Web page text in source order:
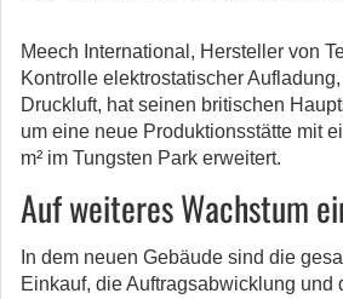
Meech International, Hersteller von
Kontrolle elektrostatischer
Druckluft, hat seinen britischen
um eine neue Produktionsstätte mit
m² im Tungsten Park erweitert.
Auf weiteres Wachstum
In dem neuen Gebäude sind die
Einkauf, die Auftragsabwicklung und